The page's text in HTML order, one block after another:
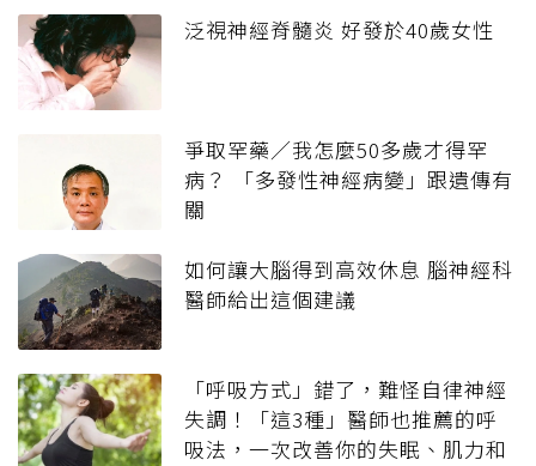
泛視神經脊髓炎 好發於40歲女性
爭取罕藥／我怎麼50多歲才得罕
病？ 「多發性神經病變」跟遺傳有
關
如何讓大腦得到高效休息 腦神經科
醫師給出這個建議
「呼吸方式」錯了，難怪自律神經
失調！「這3種」醫師也推薦的呼
吸法，一次改善你的失眠、肌力和